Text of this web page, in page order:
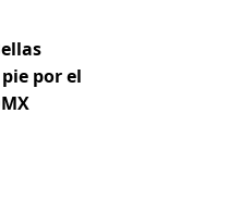
por el